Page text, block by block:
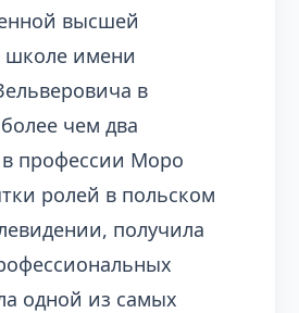
высшей
школе имени
в
чем два
в профессии Моро
ролей в польском
получила
одной из самых